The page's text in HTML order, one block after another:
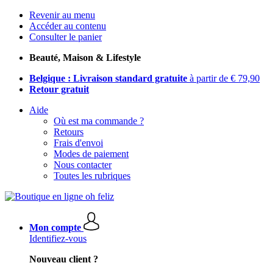
Revenir au menu
Accéder au contenu
Consulter le panier
Beauté, Maison & Lifestyle
Belgique : Livraison standard gratuite à partir de € 79,90
Retour gratuit
Aide
Où est ma commande ?
Retours
Frais d'envoi
Modes de paiement
Nous contacter
Toutes les rubriques
Mon compte
Identifiez-vous
Nouveau client ?